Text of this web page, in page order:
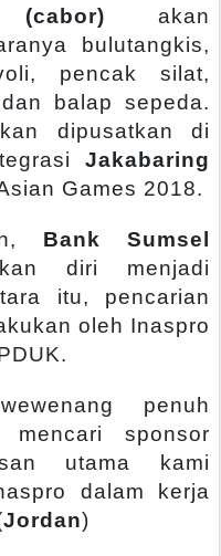
akan
bulutangkis,
pencak silat,
balap sepeda.
dipusatkan di
Jakabaring
Games 2018.
Bank Sumsel
diri menjadi
itu, pencarian
oleh Inaspro
penuh
sponsor
utama kami
dalam kerja
Jordan)